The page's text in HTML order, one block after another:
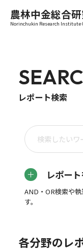
農林中金総合
Norinchukin Research Institute
レポート検索
レポー
AND・OR検索や
す。
各分野のレ